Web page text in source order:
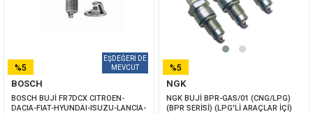
BOSCH
BOSCH BUJİ FR7DCX CITROEN-
DACIA-FIAT-HYUNDAI-ISUZU-LANCIA-
%5
İNDIRIM
NGK
NGK BUJİ BPR-GAS/01 (CNG/LPG)
(BPR SERİSİ) (LPG'Lİ ARAÇLAR İÇİ)
%5
İNDIRIM